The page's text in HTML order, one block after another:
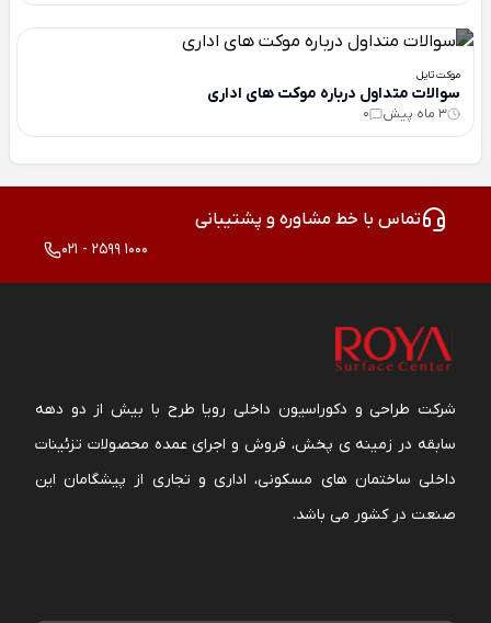
موکت تایل
سوالات متداول درباره موکت های اداری
3 ماه پیش 0
تماس با خط مشاوره و پشتیبانی
021 - 2599 1000
شرکت طراحی و دکوراسیون داخلی رویا طرح با بیش از دو دهه
سابقه در زمینه ی پخش، فروش و اجرای عمده محصولات تزئینات
داخلی ساختمان های مسکونی، اداری و تجاری از پیشگامان این
صنعت در کشور می باشد.